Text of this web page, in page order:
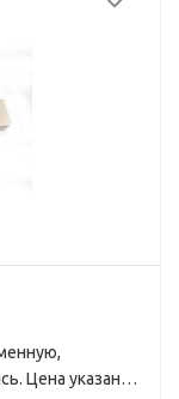
Цена указана